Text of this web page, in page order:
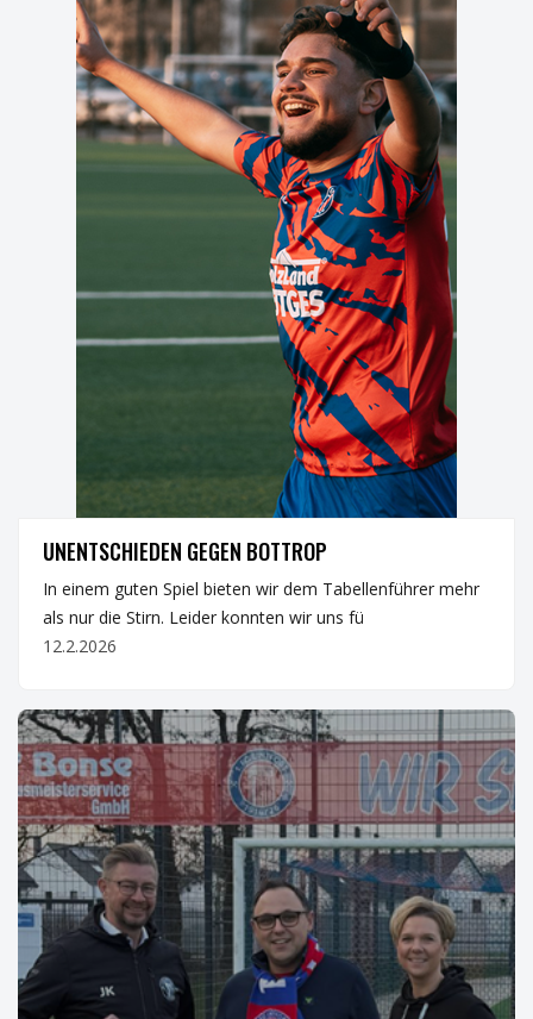
UNENTSCHIEDEN GEGEN BOTTROP
In einem guten Spiel bieten wir dem Tabellenführer mehr
als nur die Stirn. Leider konnten wir uns fü
12.2.2026